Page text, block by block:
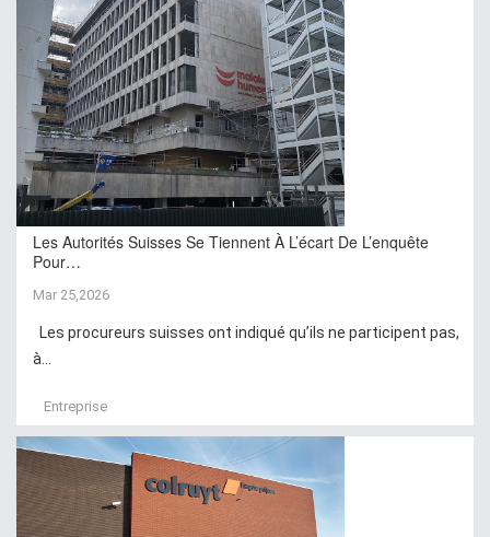
Les Autorités Suisses Se Tiennent À L’écart De L’enquête
Pour…
Mar 25,2026
Les procureurs suisses ont indiqué qu’ils ne participent pas,
à...
Entreprise